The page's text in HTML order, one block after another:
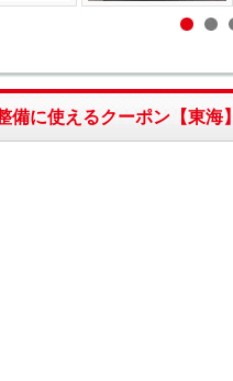
に使えるクーポン【東海】